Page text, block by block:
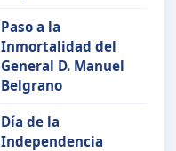
Paso a la
Inmortalidad del
General D. Manuel
Belgrano
Día de la
Independencia